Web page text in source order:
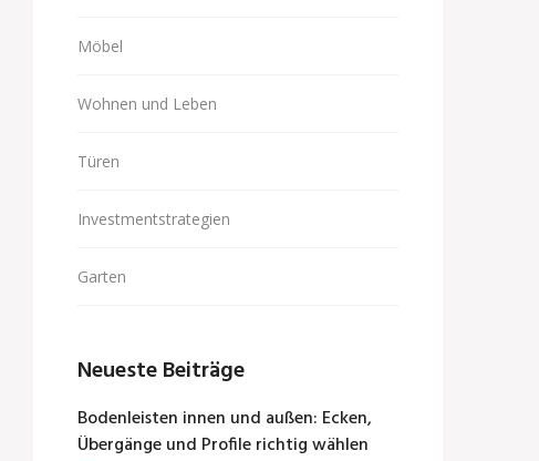
Möbel
Wohnen und Leben
Türen
Investmentstrategien
Garten
Neueste Beiträge
Bodenleisten innen und außen: Ecken,
Übergänge und Profile richtig wählen